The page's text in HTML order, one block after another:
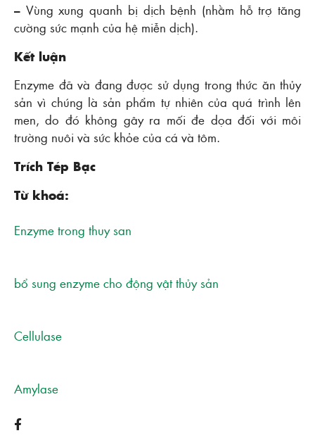
– Vùng xung quanh bị dịch bệnh (nhằm hỗ trợ tăng
cường sức mạnh của hệ miễn dịch).
Kết luận
Enzyme đã và đang được sử dụng trong thức ăn thủy
sản vì chúng là sản phẩm tự nhiên của quá trình lên
men, do đó không gây ra mối đe dọa đối với môi
trường nuôi và sức khỏe của cá và tôm.
Trích Tép Bạc
Từ khoá:
Enzyme trong thuy san
bổ sung enzyme cho động vật thủy sản
Cellulase
Amylase